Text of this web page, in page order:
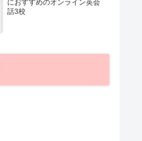
におすすめのオンライン英会
話3校